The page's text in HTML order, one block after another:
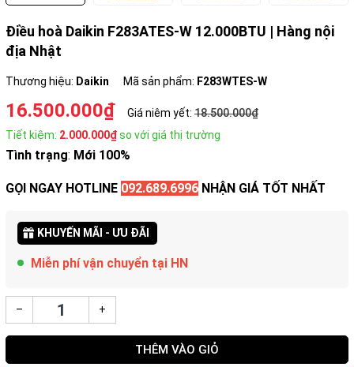
Điều hoà Daikin F283ATES-W 12.000BTU | Hàng nội
địa Nhật
Thương hiệu: Daikin Mã sản phẩm: F283WTES-W
16.500.000₫ Giá niêm yết: 18.500.000₫
Tiết kiệm: 2.000.000₫so với giá thị trường
Tình trạng: Mới 100%
GỌI NGAY HOTLINE 092.689.6996 NHẬN GIÁ TỐT NHẤT
KHUYẾN MÃI - ƯU ĐÃI
Miễn phí vận chuyển tại HN
– +
THÊM VÀO GIỎ